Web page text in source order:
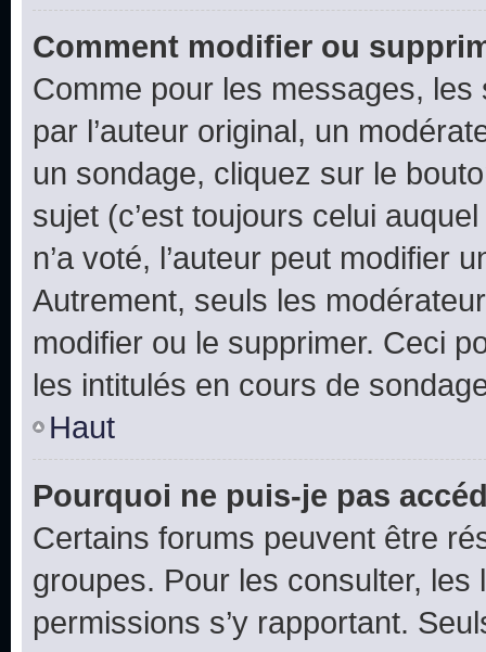
Comment modifier ou
Comme pour les messages,
par l’auteur original, un
un sondage, cliquez sur le
sujet (c’est toujours celui
n’a voté, l’auteur peut modifier
Autrement, seuls les
modifier ou le supprimer. Ceci
les intitulés en cours de
Haut
Pourquoi ne puis-je pas
Certains forums peuvent être
groupes. Pour les consulter,
permissions s’y rapportant.